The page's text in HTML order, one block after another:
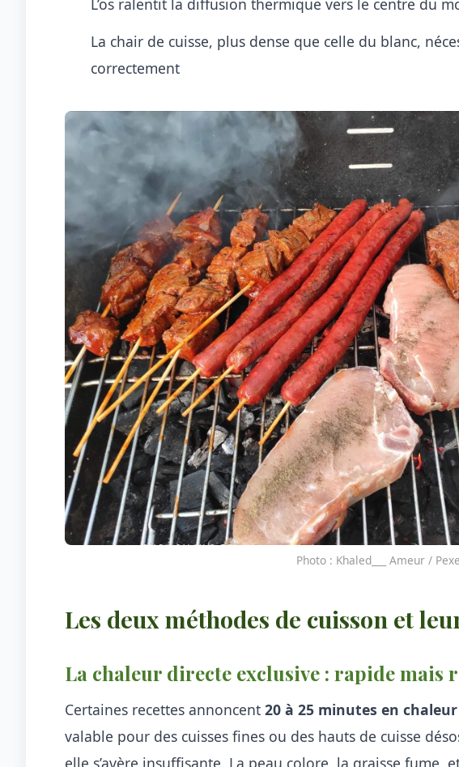
L’os ralentit la diffusion thermique vers le centre du
La chair de cuisse, plus dense que celle du blanc,
correctement
Photo : Khaled___ Ameur /
Les deux méthodes de cuisson et
La chaleur directe exclusive : rapide mais
Certaines recettes annoncent 20 à 25 minutes en
valable pour des cuisses fines ou des hauts de cuisse
elle s’avère insuffisante. La peau colore, la graisse fume,